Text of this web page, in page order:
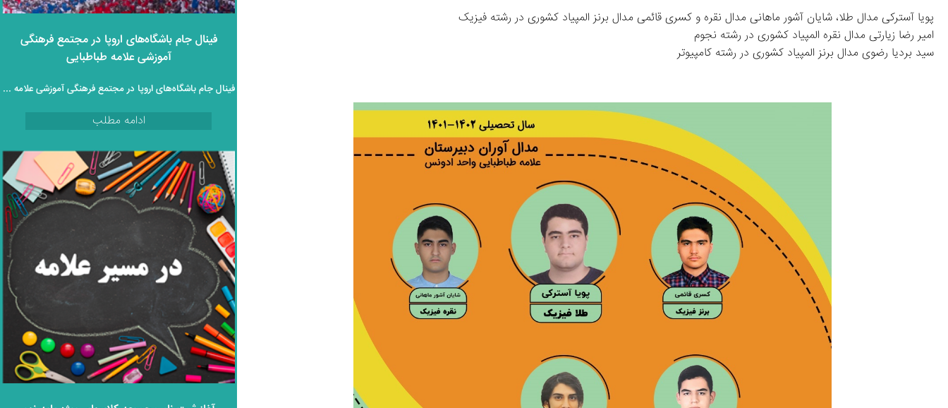
پویا آسترکی مدال طلا، شایان آشور ماهانی مدال نقره و کسری قائمی مدال برنز المپیاد کشوری در رشته فیزیک
امیر رضا زیارتی مدال نقره المپیاد کشوری در رشته نجوم
سید بردیا رضوی مدال برنز المپیاد کشوری در رشته کامپیوتر
فینال جام باشگاه‌های اروپا در مجتمع فرهنگی
آموزشی علامه طباطبایی
فینال جام باشگاه‌های اروپا در مجتمع فرهنگی آموزشی علامه طباطبایی
ادامه مطلب